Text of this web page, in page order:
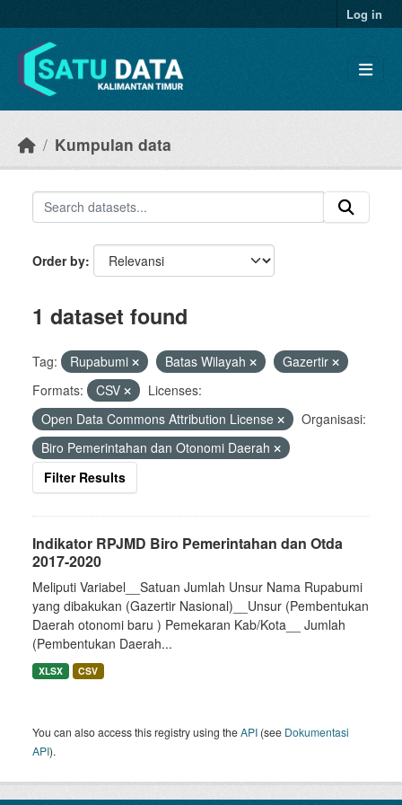
Log in
Kumpulan data
Order by
1 dataset found
Tag: Rupabumi Batas Wilayah
Gazertir
Formats:
CSV
Licenses:
Open Data Commons Attribution License
Organisasi:
Biro Pemerintahan dan Otonomi Daerah
Filter Results
Indikator RPJMD Biro Pemerintahan dan Otda
2017-2020
Meliputi Variabel__Satuan Jumlah Unsur Nama Rupabumi
yang dibakukan (Gazertir Nasional)__Unsur (Pembentukan
Daerah otonomi baru ) Pemekaran Kab/Kota__ Jumlah
(Pembentukan Daerah...
XLSX CSV
You can also access this registry using theAPI (see Dokumentasi
API).